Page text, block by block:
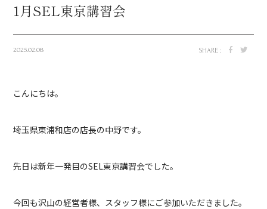
1月SEL東京講習会
2025.02.08 SHARE :
こんにちは。
埼玉県東浦和店の店長の中野です。
先日は新年一発目のSEL東京講習会でした。
今回も沢山の経営者様、スタッフ様にご参加いただきました。